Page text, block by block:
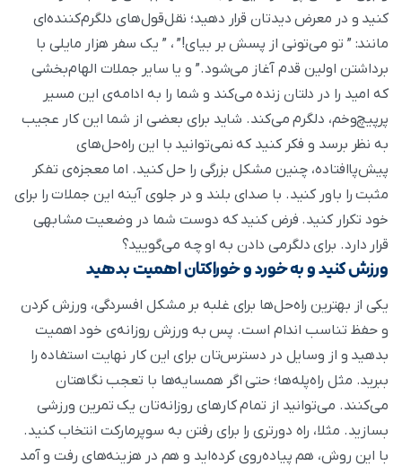
کنید و در معرض دیدتان قرار دهید؛ نقل‌قول‌های دلگرم‌کننده‌ای
مانند: ” تو می‌تونی از پسش بر بیای!” ، ” یک سفر هزار مایلی با
برداشتن اولین قدم آغاز می‌شود.” و یا سایر جملات الهام‌بخشی
که امید را در دلتان زنده می‌کند و شما را به ادامه‌ی این مسیر
پر‌پیچ‌و‌خم، دلگرم می‌کند. شاید برای بعضی از شما این کار عجیب
به نظر برسد و فکر کنید که نمی‌توانید با این راه‌حل‌های
پیش‌پا‌افتاده، چنین مشکل بزرگی را حل کنید. اما معجزه‌ی تفکر
مثبت را باور کنید. با صدای بلند و در جلوی آینه این جملات را برای
خود تکرار کنید. فرض کنید که دوست شما در وضعیت مشابهی
قرار دارد. برای دلگرمی دادن به او چه می‌گویید؟
ورزش کنید و به خورد و خوراکتان اهمیت بدهید
یکی از بهترین راه‌حل‌ها برای غلبه بر مشکل افسردگی، ورزش کردن
و حفظ تناسب اندام است. پس به ورزش روزانه‌ی خود اهمیت
بدهید و از وسایل در دسترس‌تان برای این کار نهایت استفاده را
ببرید. مثل راه‌پله‌ها؛ حتی اگر همسایه‌ها با تعجب نگاهتان
می‌کنند. می‌توانید از تمام کارهای روزانه‌تان یک تمرین ورزشی
بسازید. مثلا، راه دورتری را برای رفتن به سوپرمارکت انتخاب کنید.
با این روش، هم پیاده‌روی کرده‌اید و هم در هزینه‌های رفت و آمد